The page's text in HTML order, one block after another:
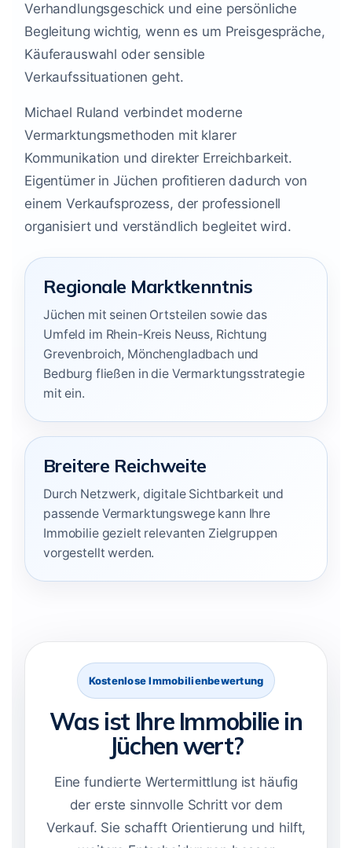
Verhandlungsgeschick und eine persönliche
Begleitung wichtig, wenn es um Preisgespräche,
Käuferauswahl oder sensible
Verkaufssituationen geht.
Michael Ruland verbindet moderne
Vermarktungsmethoden mit klarer
Kommunikation und direkter Erreichbarkeit.
Eigentümer in Jüchen profitieren dadurch von
einem Verkaufsprozess, der professionell
organisiert und verständlich begleitet wird.
Regionale Marktkenntnis
Jüchen mit seinen Ortsteilen sowie das
Umfeld im Rhein-Kreis Neuss, Richtung
Grevenbroich, Mönchengladbach und
Bedburg fließen in die Vermarktungsstrategie
mit ein.
Breitere Reichweite
Durch Netzwerk, digitale Sichtbarkeit und
passende Vermarktungswege kann Ihre
Immobilie gezielt relevanten Zielgruppen
vorgestellt werden.
Kostenlose Immobilienbewertung
Was ist Ihre Immobilie in
Jüchen wert?
Eine fundierte Wertermittlung ist häufig
der erste sinnvolle Schritt vor dem
Verkauf. Sie schafft Orientierung und hilft,